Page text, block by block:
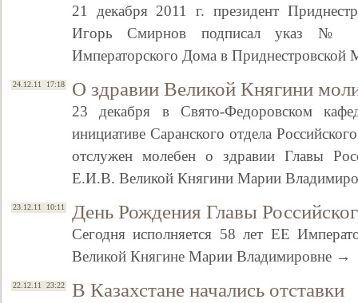
21 декабря 2011 г. президент
Игорь Смирнов подписал указ №
Императорского Дома в
24.12.11 17:18 О здравии Великой Княгини
23 декабря в Свято-Федоровском
инициативе Саранского отдела
отслужен молебен о здравии Главы
Е.И.В. Великой Княгини Марии
23.12.11 10:11 День Рождения Главы
Сегодня исполняется 58 лет ЕЕ
Великой Княгине Марии Владимировне →
22.12.11 23:22 В Казахстане начались отставки